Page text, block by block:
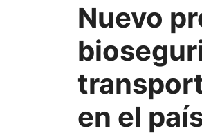
Nuevo
en el